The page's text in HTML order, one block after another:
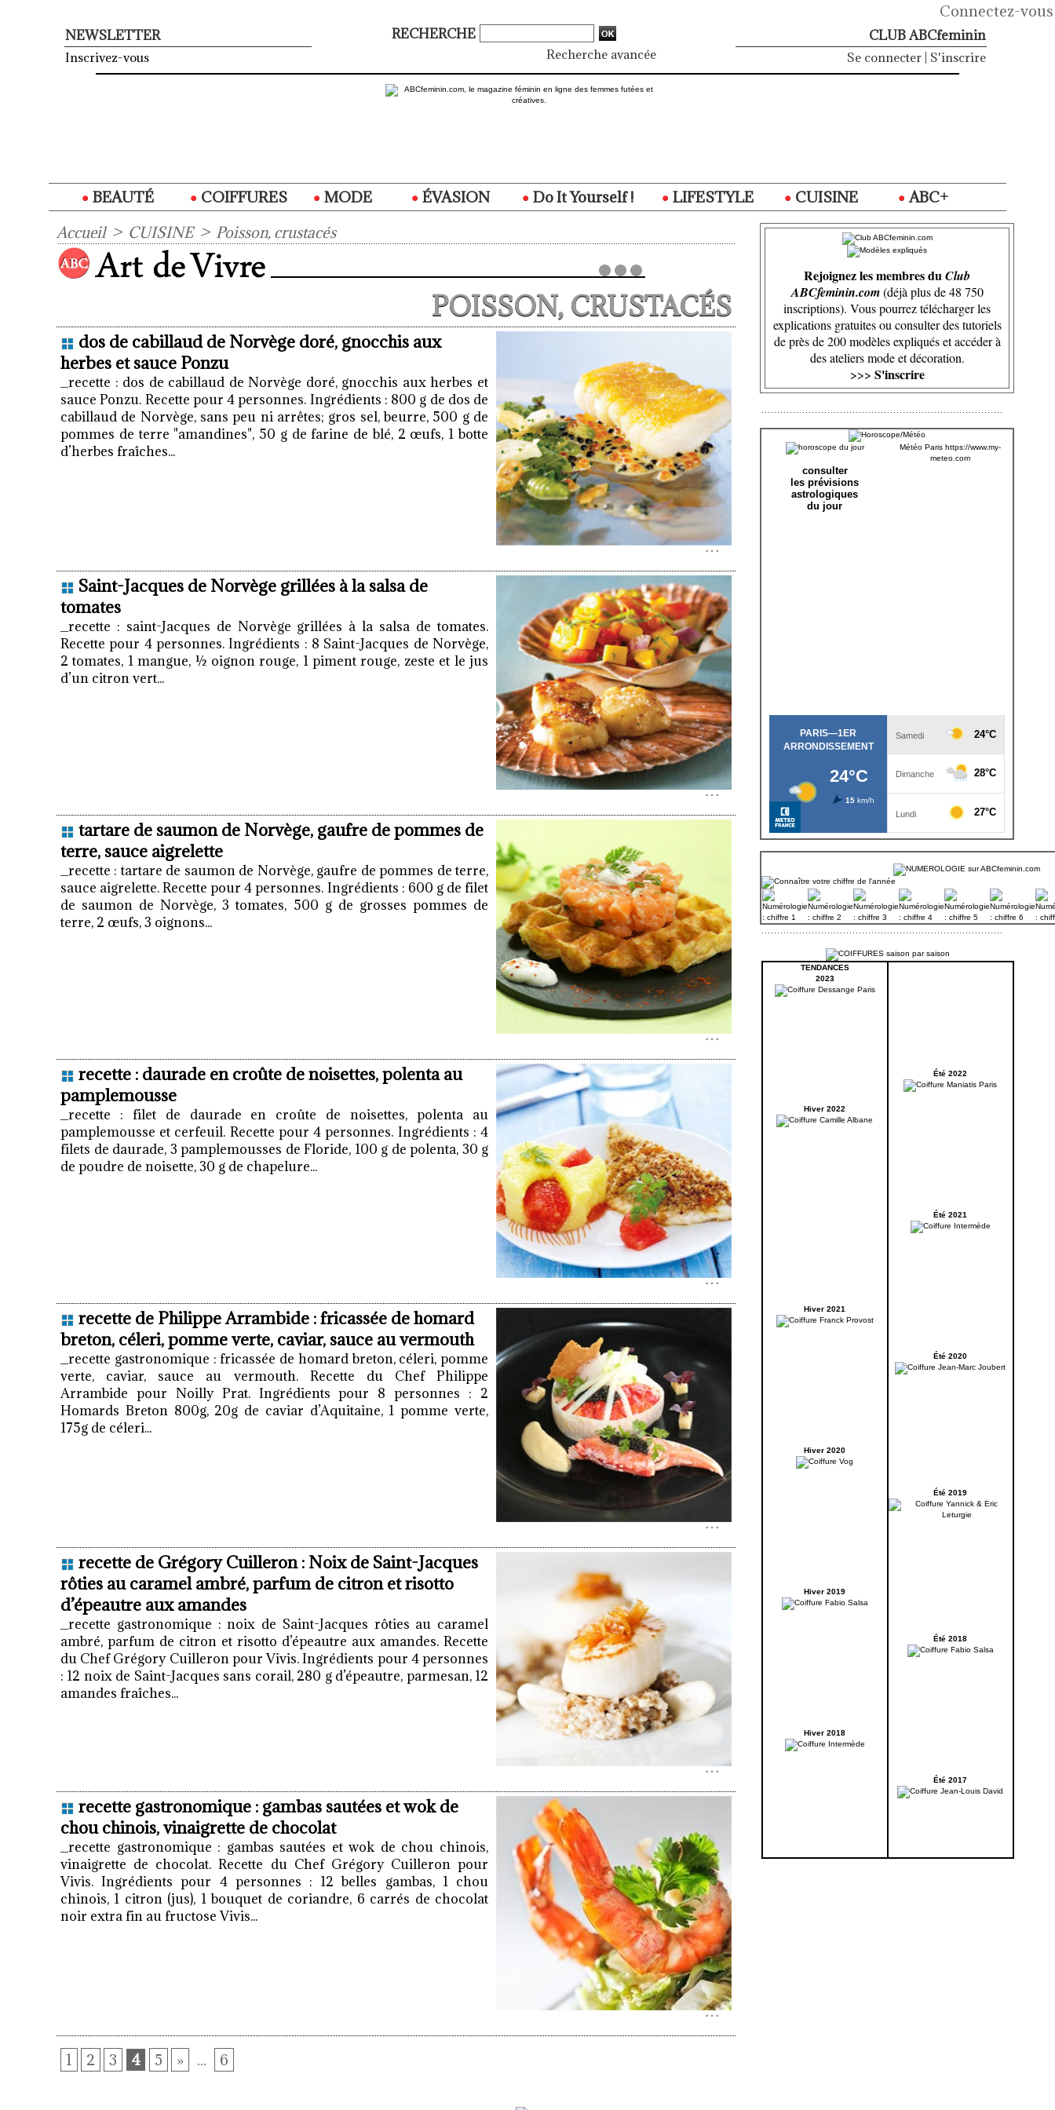
Connectez-vous
NEWSLETTER
Inscrivez-vous
RECHERCHE
Recherche avancée
CLUB ABCfeminin
Se connecter S'inscrire
BEAUTÉ COIFFURES MODE ÉVASION Do It Yourself ! LIFESTYLE CUISINE
ABC+
Accueil > CUISINE > Poisson, crustacés
POISSON, CRUSTACÉS
dos de cabillaud de Norvège doré, gnocchis aux
herbes et sauce Ponzu
_recette : dos de cabillaud de Norvège doré, gnocchis aux herbes et
sauce Ponzu. Recette pour 4 personnes. Ingrédients : 800 g de dos de
cabillaud de Norvège, sans peu ni arrêtes; gros sel, beurre, 500 g de
pommes de terre "amandines", 50 g de farine de blé, 2 œufs, 1 botte
d’herbes fraîches...
Saint-Jacques de Norvège grillées à la salsa de
tomates
_recette : saint-Jacques de Norvège grillées à la salsa de tomates.
Recette pour 4 personnes. Ingrédients : 8 Saint-Jacques de Norvège,
2 tomates, 1 mangue, ½ oignon rouge, 1 piment rouge, zeste et le jus
d’un citron vert...
tartare de saumon de Norvège, gaufre de pommes de
terre, sauce aigrelette
_recette : tartare de saumon de Norvège, gaufre de pommes de terre,
sauce aigrelette. Recette pour 4 personnes. Ingrédients : 600 g de filet
de saumon de Norvège, 3 tomates, 500 g de grosses pommes de
terre, 2 œufs, 3 oignons...
recette : daurade en croûte de noisettes, polenta au
pamplemousse
_recette : filet de daurade en croûte de noisettes, polenta au
pamplemousse et cerfeuil. Recette pour 4 personnes. Ingrédients : 4
filets de daurade, 3 pamplemousses de Floride, 100 g de polenta, 30 g
de poudre de noisette, 30 g de chapelure...
recette de Philippe Arrambide : fricassée de homard
breton, céleri, pomme verte, caviar, sauce au vermouth
_recette gastronomique : fricassée de homard breton, céleri, pomme
verte, caviar, sauce au vermouth. Recette du Chef Philippe
Arrambide pour Noilly Prat. Ingrédients pour 8 personnes : 2
Homards Breton 800g, 20g de caviar d’Aquitaine, 1 pomme verte,
175g de céleri...
recette de Grégory Cuilleron : Noix de Saint-Jacques
rôties au caramel ambré, parfum de citron et risotto
d’épeautre aux amandes
_recette gastronomique : noix de Saint-Jacques rôties au caramel
ambré, parfum de citron et risotto d’épeautre aux amandes. Recette
du Chef Grégory Cuilleron pour Vivis. Ingrédients pour 4 personnes
: 12 noix de Saint-Jacques sans corail, 280 g d’épeautre, parmesan, 12
amandes fraîches...
recette gastronomique : gambas sautées et wok de
chou chinois, vinaigrette de chocolat
_recette gastronomique : gambas sautées et wok de chou chinois,
vinaigrette de chocolat. Recette du Chef Grégory Cuilleron pour
Vivis. Ingrédients pour 4 personnes : 12 belles gambas, 1 chou
chinois, 1 citron (jus), 1 bouquet de coriandre, 6 carrés de chocolat
noir extra fin au fructose Vivis...
1 2 3 4 5 » ... 6
Rejoignez les membres duClub
ABCfeminin.com(déjà plus de 48 750
inscriptions). Vous pourrez télécharger les
explications gratuites ou consulter des tutoriels
de près de 200 modèles expliqués et accéder à
des ateliers mode et décoration.
>>> S'inscrire
consulter
les prévisions
astrologiques
du jour
Météo Paris https://www.my-
meteo.com
TENDANCES
2023
Hiver 2022
Hiver 2021
Hiver 2020
Hiver 2019
Hiver 2018
Été 2022
Été 2021
Été 2020
Été 2019
Été 2018
Été 2017